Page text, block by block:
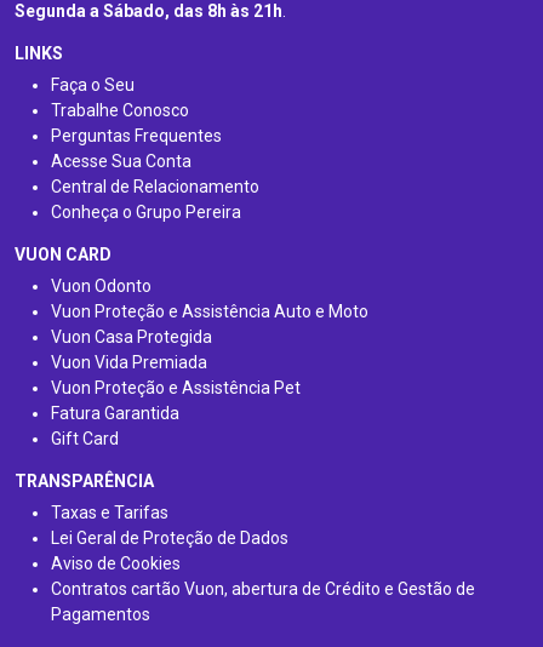
Segunda a Sábado, das 8h às 21h.
LINKS
Faça o Seu
Trabalhe Conosco
Perguntas Frequentes
Acesse Sua Conta
Central de Relacionamento
Conheça o Grupo Pereira
VUON CARD
Vuon Odonto
Vuon Proteção e Assistência Auto e Moto
Vuon Casa Protegida
Vuon Vida Premiada
Vuon Proteção e Assistência Pet
Fatura Garantida
Gift Card
TRANSPARÊNCIA
Taxas e Tarifas
Lei Geral de Proteção de Dados
Aviso de Cookies
Contratos cartão Vuon, abertura de Crédito e Gestão de
Pagamentos